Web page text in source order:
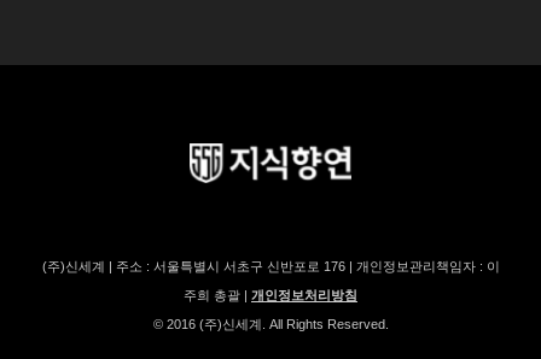
(주)신세계 | 주소 : 서울특별시 서초구 신반포로 176 | 개인정보관리책임자 : 이
주희 총괄 | 개인정보처리방침